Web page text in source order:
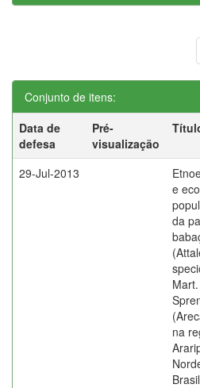
Conjunto de itens:
Data de
defesa
Pré-
visualização
29-Jul-2013
e
da
na
Brasil